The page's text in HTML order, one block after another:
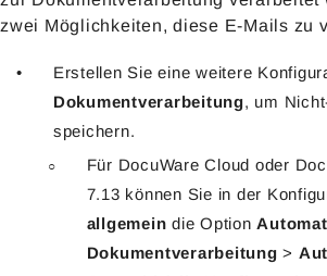
zwei Möglichkeiten, diese E-Mails zu
Erstellen Sie eine weitere
Dokumentverarbeitung, um
speichern.
Für DocuWare Cloud oder
7.13 können Sie in der
allgemein die Option
Dokumentverarbeitung >